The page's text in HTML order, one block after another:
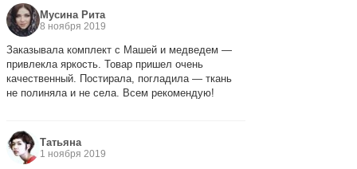
Мусина Рита
8 ноября 2019
Заказывала комплект с Машей и медведем —
привлекла яркость. Товар пришел очень
качественный. Постирала, погладила — ткань
не полиняла и не села. Всем рекомендую!
Татьяна
1 ноября 2019